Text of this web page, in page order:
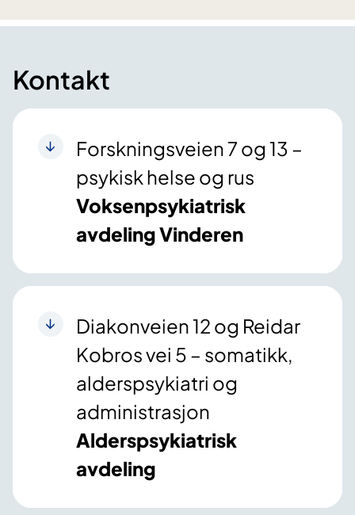
Kontakt
Forskningsveien 7 og 13 –
psykisk helse og rus
Voksenpsykiatrisk
avdeling Vinderen
Diakonveien 12 og Reidar
Kobros vei 5 – somatikk,
alderspsykiatri og
administrasjon
Alderspsykiatrisk
avdeling